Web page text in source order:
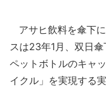
アサヒ飲料を傘下
スは23年1月、双日
ペットボトルのキャ
イクル」を実現する